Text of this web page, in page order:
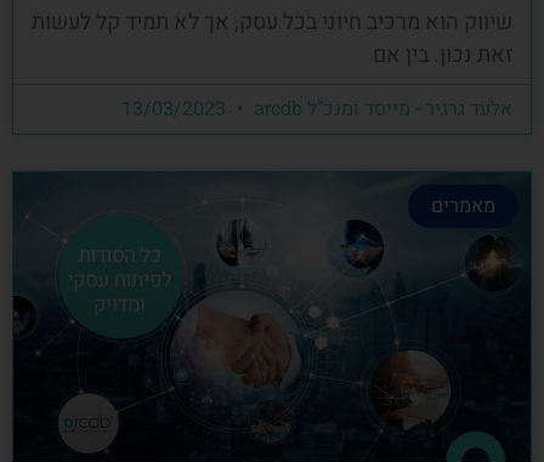
שיווק הוא מרכיב חיוני בכל עסק, אך לא תמיד קל לעשות
זאת נכון. בין אם
אלעד גרגיר - מייסד ומנכ"ל arcdb
מאמרים